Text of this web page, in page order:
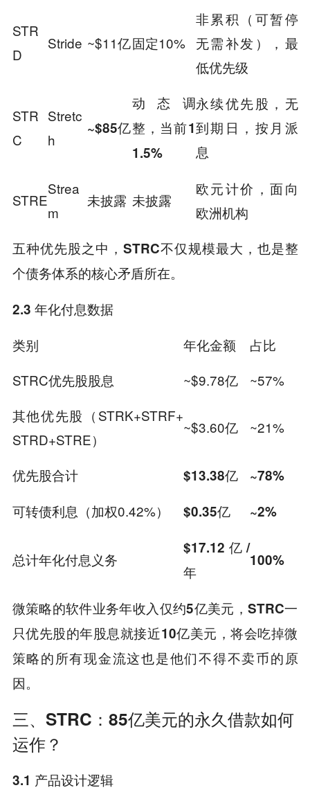
STR
D
Stride ~$11亿固定10%
非累积（可暂停
无需补发），最
低优先级
STR
C
Stretc
h
~$85亿
动态调
整，当前1
1.5%
永续优先股，无
到期日，按月派
息
STRE
Strea
m
未披露 未披露
欧元计价，面向
欧洲机构
五种优先股之中， STRC不仅规模最大，也是整
个债务体系的核心矛盾所在。
2.3 年化付息数据
类别
年化金额
占比
STRC优先股股息
~$9.78亿
~57%
其他优先股（STRK+STRF+
STRD+STRE）
~$3.60亿 ~21%
优先股合计 $13.38亿
~78%
可转债利息（加权0.42%）
$0.35亿 ~2%
总计年化付息义务
$17.12亿/
年
100%
微策略的软件业务年收入仅约5亿美元，STRC一
只优先股的年股息就接近10亿美元，将会吃掉微
策略的所有现金流这也是他们不得不卖币的原
因。
三、STRC：85亿美元的永久借款如何
运作？
3.1 产品设计逻辑